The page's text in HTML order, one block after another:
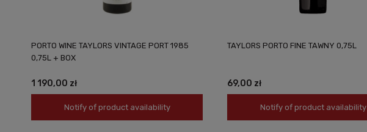
PORTO WINE TAYLORS VINTAGE PORT 1985
0,75L + BOX
1 190,00 zł
Notify of product availability
TAYLORS PORTO FINE TAWNY 0,75L
69,00 zł
Notify of product availability